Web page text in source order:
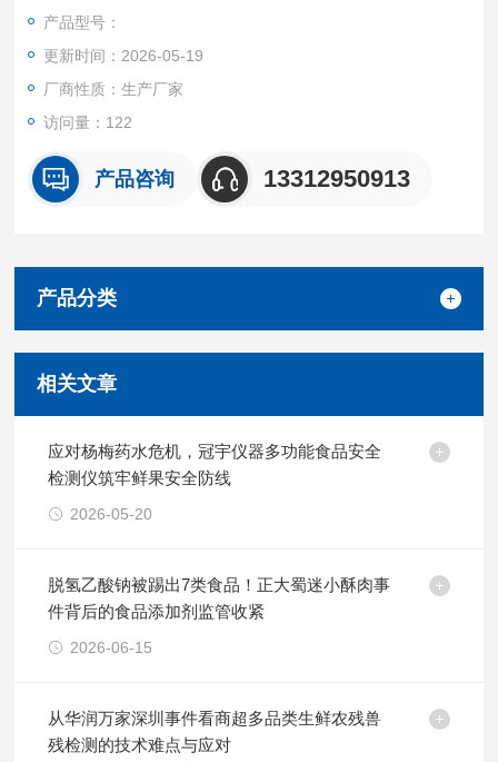
物质项目进行快速检测，适用于食品生产企业、农业生产基地、
农贸市场、质量监督、卫生防疫等部门对食品安全进行监测。
产品型号：
更新时间：2026-05-19
厂商性质：生产厂家
访问量：122
产品咨询 13312950913
产品分类
相关文章
应对杨梅药水危机，冠宇仪器多功能食品安全
检测仪筑牢鲜果安全防线
2026-05-20
脱氢乙酸钠被踢出7类食品！正大蜀迷小酥肉事
件背后的食品添加剂监管收紧
2026-06-15
从华润万家深圳事件看商超多品类生鲜农残兽
残检测的技术难点与应对